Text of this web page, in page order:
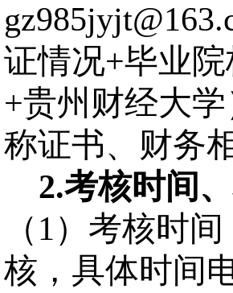
证情况+毕业院
+贵州财经大学
称证书、财务
2.考核时间
（1）考核时
核 ，具体时间